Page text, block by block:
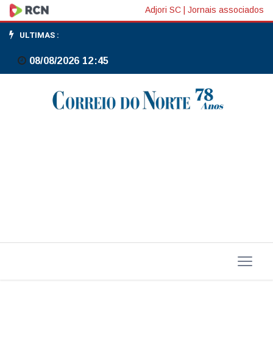
Ocupação
hoteleira
para
Carnaval
Rio
Adjori SC Jornais associados
ULTIMAS :
08/08/2026 12:45